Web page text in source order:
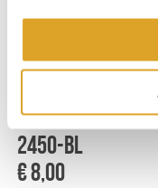
Footclick 2
25mm per 4 st
2450-BL
€ 8,00